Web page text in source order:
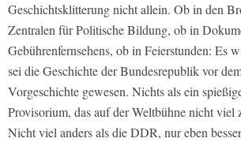
Geschichtsklitterung nicht allein. Ob in den
Zentralen für Politische Bildung, ob in
Gebührenfernsehens, ob in Feierstunden: Es
sei die Geschichte der Bundesrepublik vor
Vorgeschichte gewesen. Nichts als ein
Provisorium, das auf der Weltbühne nicht viel
Nicht viel anders als die DDR, nur eben